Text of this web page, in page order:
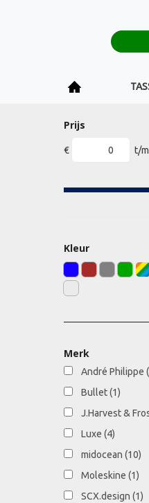
Prijs
€ t/m
Kleur
Merk
André Philippe
Bullet (1)
J.Harvest &
Luxe (4)
midocean (10)
Moleskine (1)
SCX.design (1)